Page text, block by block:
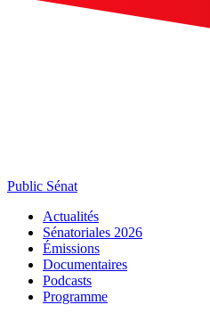
Public Sénat
Actualités
Sénatoriales 2026
Émissions
Documentaires
Podcasts
Programme